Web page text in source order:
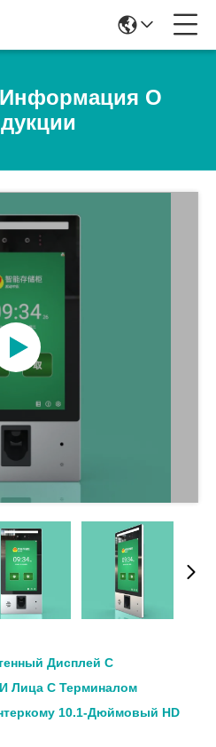
О
Дисплей С
Лица С Терминалом
10.1-Дюймовый HD